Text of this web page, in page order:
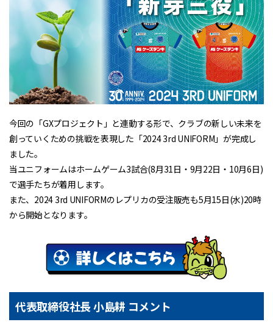
今回の「GXプロジェクト」と連動する形で、クラブの新しい未来を
創っていくための挑戦を表現した「2024 3rd UNIFORM」が完成し
ました。
当ユニフォームはホームゲーム3試合(8月31日・9月22日・10月6日)
で選手たちが着用します。
また、2024 3rd UNIFORMのレプリカの受注販売も5月15日(水)20時
から開始となります。
代表取締役社長 小島耕 コメント